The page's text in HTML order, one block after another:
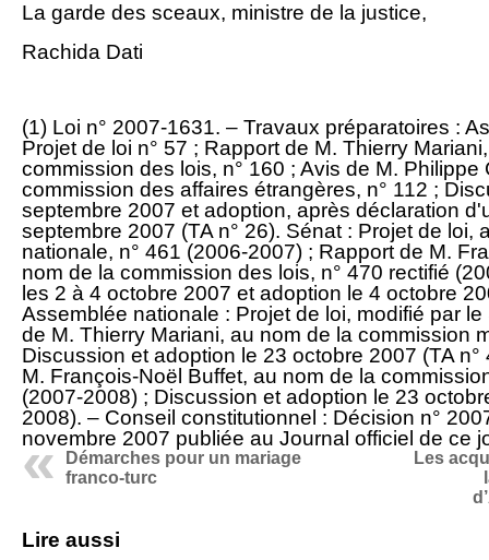
La garde des sceaux, ministre de la justice,
Rachida Dati
(1) Loi n° 2007-1631. – Travaux préparatoires :
Projet de loi n° 57 ; Rapport de M. Thierry
commission des lois, n° 160 ; Avis de M.
commission des affaires étrangères, n° 112 ;
septembre 2007 et adoption, après déclaration
septembre 2007 (TA n° 26). Sénat : Projet de loi,
nationale, n° 461 (2006-2007) ; Rapport de M.
nom de la commission des lois, n° 470 rectifié
les 2 à 4 octobre 2007 et adoption le 4 octobre
Assemblée nationale : Projet de loi, modifié par
de M. Thierry Mariani, au nom de la commission
Discussion et adoption le 23 octobre 2007 (TA
M. François-Noël Buffet, au nom de la
(2007-2008) ; Discussion et adoption le 23
2008). – Conseil constitutionnel : Décision n°
novembre 2007 publiée au Journal officiel de ce
Démarches pour un mariage
franco-turc
Les
Lire aussi